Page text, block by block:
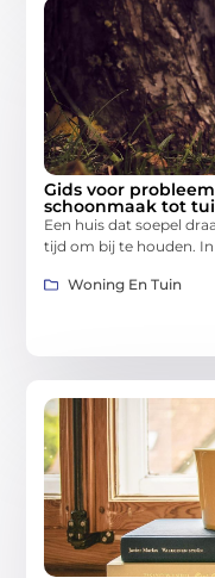
Gids voor
schoonmaak tot
Een huis dat soepel
tijd om bij te houden.
Woning En Tuin